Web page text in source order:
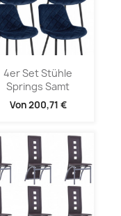
4er Set Stühle
Springs Samt
Von200,71 €